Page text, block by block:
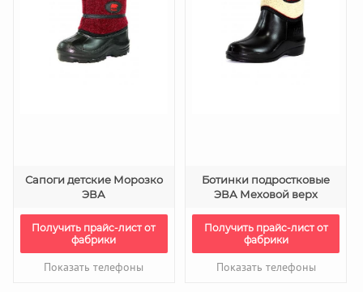
Сапоги детские Морозко
ЭВА
Получить прайс-лист от
фабрики
Показать телефоны
Ботинки подростковые
ЭВА Меховой верх
Получить прайс-лист от
фабрики
Показать телефоны